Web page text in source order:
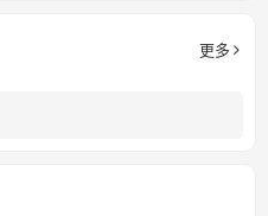
每款 100,000 支
更多